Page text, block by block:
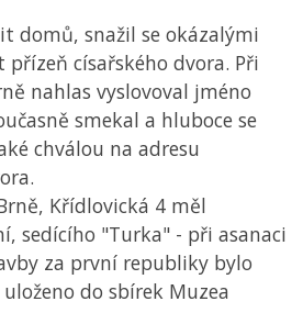
domů, snažil se okázalými
císařského dvora. Při
nahlas vyslovoval jméno
smekal a hluboce se
chválou na adresu
Křídlovická 4 měl
sedícího "Turka" - při asanaci
za první republiky bylo
do sbírek Muzea